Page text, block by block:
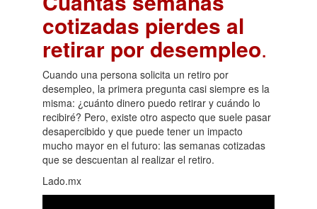
cotizadas pierdes al
retirar por desempleo.
Cuando una persona solicita un retiro por
desempleo, la primera pregunta casi siempre es la
misma: ¿cuánto dinero puedo retirar y cuándo lo
recibiré? Pero, existe otro aspecto que suele pasar
desapercibido y que puede tener un impacto
mucho mayor en el futuro: las semanas cotizadas
que se descuentan al realizar el retiro.
Lado.mx